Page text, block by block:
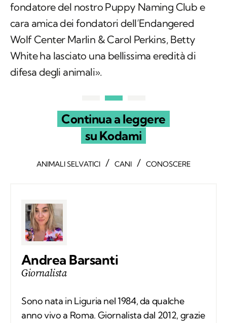
fondatore del nostro Puppy Naming Club e
cara amica dei fondatori dell’Endangered
Wolf Center Marlin & Carol Perkins, Betty
White ha lasciato una bellissima eredità di
difesa degli animali».
Continua a leggere
su Kodami
ANIMALI SELVATICI / CANI / CONOSCERE
Andrea Barsanti
Giornalista
Sono nata in Liguria nel 1984, da qualche
anno vivo a Roma. Giornalista dal 2012, grazie